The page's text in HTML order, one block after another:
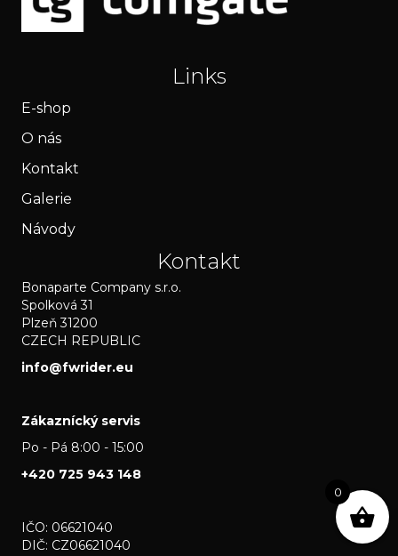
Links
E-shop
O nás
Kontakt
Galerie
Návody
Kontakt
Bonaparte Company s.r.o.
Spolková 31
Plzeň 31200
CZECH REPUBLIC
info@fwrider.eu
Zákaznícký servis
Po - Pá 8:00 - 15:00
+420 725 943 148
IČO: 06621040
DIČ: CZ06621040
0